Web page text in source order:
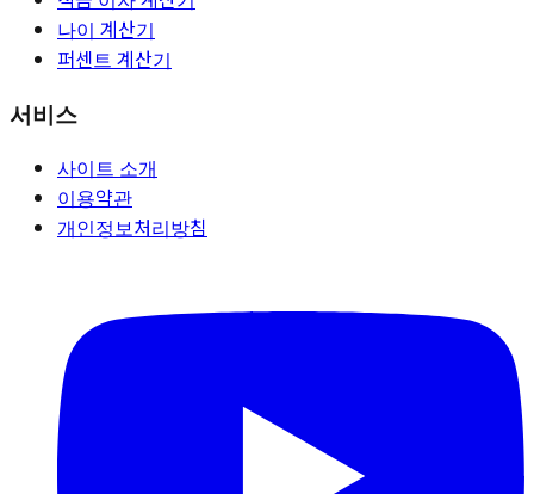
나이 계산기
퍼센트 계산기
서비스
사이트 소개
이용약관
개인정보처리방침